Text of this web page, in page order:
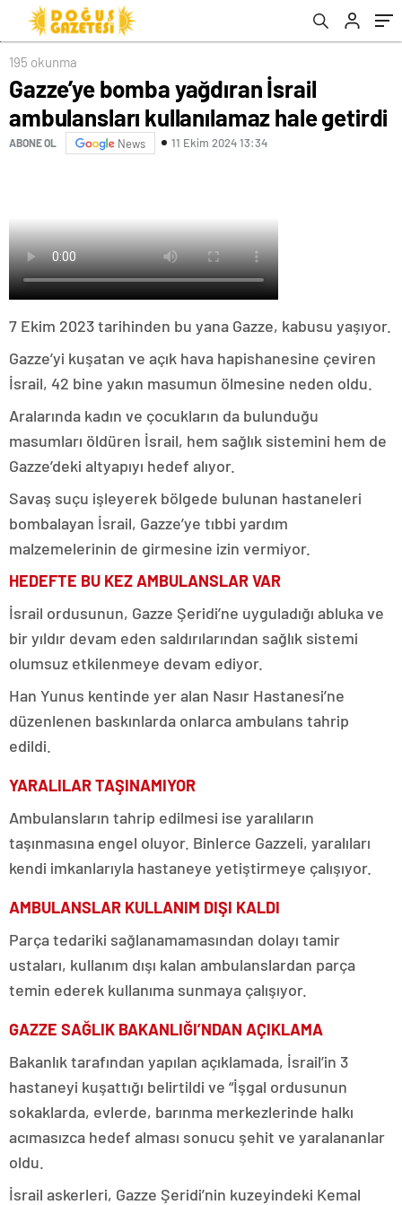
195 okunma
Gazze’ye bomba yağdıran İsrail
ambulansları kullanılamaz hale getirdi
ABONE OL News 11 Ekim 2024 13:34
7 Ekim 2023 tarihinden bu yana Gazze, kabusu yaşıyor.
Gazze’yi kuşatan ve açık hava hapishanesine çeviren
İsrail, 42 bine yakın masumun ölmesine neden oldu.
Aralarında kadın ve çocukların da bulunduğu
masumları öldüren İsrail, hem sağlık sistemini hem de
Gazze’deki altyapıyı hedef alıyor.
Savaş suçu işleyerek bölgede bulunan hastaneleri
bombalayan İsrail, Gazze’ye tıbbi yardım
malzemelerinin de girmesine izin vermiyor.
HEDEFTE BU KEZ AMBULANSLAR VAR
İsrail ordusunun, Gazze Şeridi’ne uyguladığı abluka ve
bir yıldır devam eden saldırılarından sağlık sistemi
olumsuz etkilenmeye devam ediyor.
Han Yunus kentinde yer alan Nasır Hastanesi’ne
düzenlenen baskınlarda onlarca ambulans tahrip
edildi.
YARALILAR TAŞINAMIYOR
Ambulansların tahrip edilmesi ise yaralıların
taşınmasına engel oluyor. Binlerce Gazzeli, yaralıları
kendi imkanlarıyla hastaneye yetiştirmeye çalışıyor.
AMBULANSLAR KULLANIM DIŞI KALDI
Parça tedariki sağlanamamasından dolayı tamir
ustaları, kullanım dışı kalan ambulanslardan parça
temin ederek kullanıma sunmaya çalışıyor.
GAZZE SAĞLIK BAKANLIĞI’NDAN AÇIKLAMA
Bakanlık tarafından yapılan açıklamada, İsrail’in 3
hastaneyi kuşattığı belirtildi ve “İşgal ordusunun
sokaklarda, evlerde, barınma merkezlerinde halkı
acımasızca hedef alması sonucu şehit ve yaralananlar
oldu.
İsrail askerleri, Gazze Şeridi’nin kuzeyindeki Kemal